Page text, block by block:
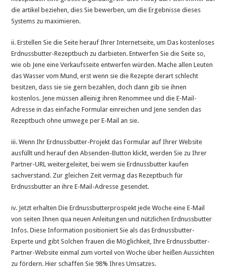
die artikel beziehen, dies Sie bewerben, um die Ergebnisse dieses
Systems zu maximieren.
ii. Erstellen Sie die Seite herauf Ihrer Internetseite, um Das kostenloses
Erdnussbutter-Rezeptbuch zu darbieten. Entwerfen Sie die Seite so,
wie ob Jene eine Verkaufsseite entwerfen würden. Mache allen Leuten
das Wasser vom Mund, erst wenn sie die Rezepte derart schlecht
besitzen, dass sie sie gern bezahlen, doch dann gib sie ihnen
kostenlos. Jene müssen alleinig ihren Renommee und die E-Mail-
Adresse in das einfache Formular einreichen und Jene senden das
Rezeptbuch ohne umwege per E-Mail an sie.
iii. Wenn Ihr Erdnussbutter-Projekt das Formular auf Ihrer Website
ausfüllt und herauf den Absenden-Button klickt, werden Sie zu Ihrer
Partner-URL weitergeleitet, bei wem sie Erdnussbutter kaufen
sachverstand. Zur gleichen Zeit vermag das Rezeptbuch für
Erdnussbutter an ihre E-Mail-Adresse gesendet.
iv. Jetzt erhalten Die Erdnussbutterprospekt jede Woche eine E-Mail
von seiten Ihnen qua neuen Anleitungen und nützlichen Erdnussbutter
Infos. Diese Information positioniert Sie als das Erdnussbutter-
Experte und gibt Solchen frauen die Möglichkeit, Ihre Erdnussbutter-
Partner-Website einmal zum vorteil von Woche über heißen Aussichten
zu fördern. Hier schaffen Sie 98% Ihres Umsatzes.